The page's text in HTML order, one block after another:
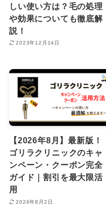
しい使い方は？毛の処理
や効果についても徹底解
説！
2023年12月14日
【2026年8月】最新版！
ゴリラクリニックのキャ
ンペーン・クーポン完全
ガイド｜割引を最大限活
用
2026年8月2日